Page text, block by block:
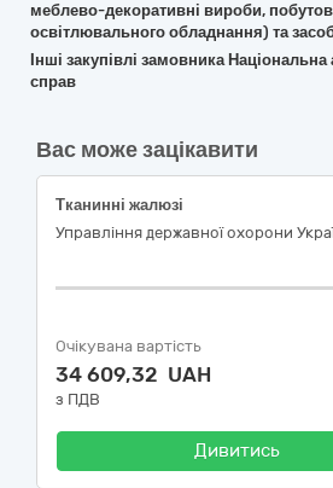
меблево-декоративні вироби,
освітлювального обладнання) та
Інші закупівлі замовника
справ
Вас може зацікавити
Тканинні жалюзі
Управління державної охорони
Очікувана вартість
34 609,32 UAH
з ПДВ
Дивитись